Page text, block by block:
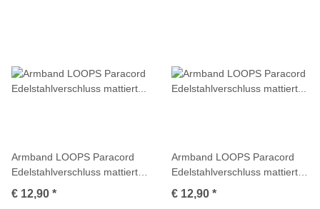
Armband LOOPS Paracord
Edelstahlverschluss mattiert
Multicolor
€ 12,90 *
Armband LOOPS Paracord
Edelstahlverschluss mattiert
Multicolor
€ 12,90 *